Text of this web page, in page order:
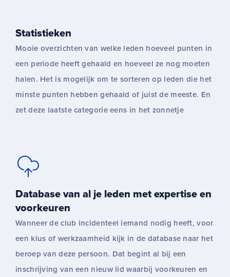
Statistieken
Mooie overzichten van welke leden hoeveel punten in
een periode heeft gehaald en hoeveel ze nog moeten
halen. Het is mogelijk om te sorteren op leden die het
minste punten hebben gehaald of juist de meeste. En
zet deze laatste categorie eens in het zonnetje
Database van al je leden met expertise en
voorkeuren
Wanneer de club incidenteel iemand nodig heeft, voor
een klus of werkzaamheid kijk in de database naar het
beroep van deze persoon. Dat begint al bij een
inschrijving van een nieuw lid waarbij voorkeuren en